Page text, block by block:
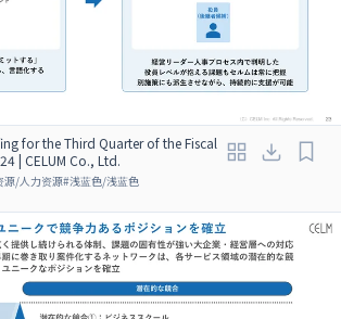
for the Third Quarter of the Fiscal
| CELUM Co., Ltd.
源/人力资源#浅蓝色/浅蓝色